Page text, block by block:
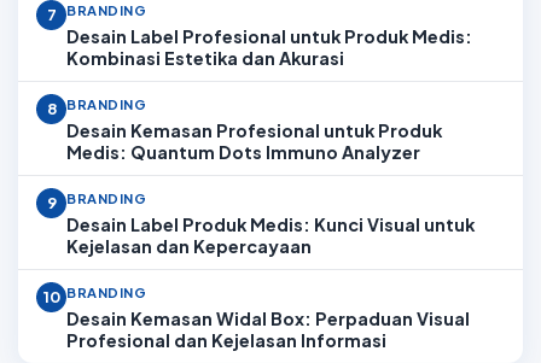
7 BRANDING
Desain Label Profesional untuk Produk Medis:
Kombinasi Estetika dan Akurasi
8 BRANDING
Desain Kemasan Profesional untuk Produk
Medis: Quantum Dots Immuno Analyzer
9 BRANDING
Desain Label Produk Medis: Kunci Visual untuk
Kejelasan dan Kepercayaan
10 BRANDING
Desain Kemasan Widal Box: Perpaduan Visual
Profesional dan Kejelasan Informasi